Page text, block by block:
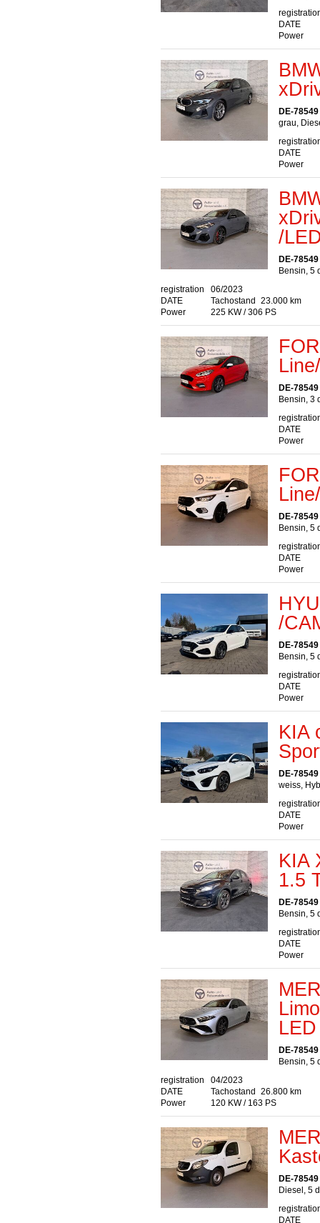
DATE
Power
DE-
grau,
DATE
Power
/
DE-
Bensin, 5
registration
DATE
06/2023
Tachostand
23.000 km
Power
225 KW / 306 PS
DE-
Bensin, 3
DATE
Power
DE-
Bensin, 5
DATE
Power
/
DE-
Bensin, 5
DATE
Power
KIA
DE-
weiss,
DATE
Power
KIA
1.5
DE-
Bensin, 5
DATE
Power
LED
DE-
Bensin, 5
registration
DATE
04/2023
Tachostand
26.800 km
Power
120 KW / 163 PS
DE-
Diesel, 5
DATE